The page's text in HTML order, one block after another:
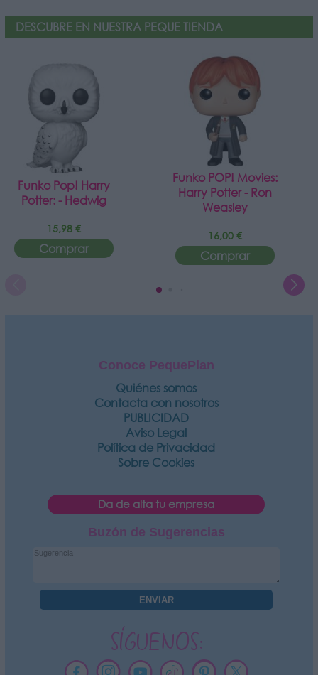
DESCUBRE EN NUESTRA PEQUE TIENDA
Funko Pop! Harry
Potter: - Hedwig
15,98 €
Comprar
Funko POP! Movies:
Harry Potter - Ron
Weasley
16,00 €
Comprar
Conoce PequePlan
Quiénes somos
Contacta con nosotros
PUBLICIDAD
Aviso Legal
Política de Privacidad
Sobre Cookies
Da de alta tu empresa
Buzón de Sugerencias
SÍGUENOS: